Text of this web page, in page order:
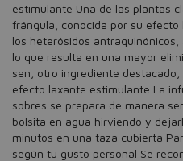
estimulante Una de las plantas
frángula, conocida por su efecto
los heterósidos
lo que resulta en una mayor
sen, otro ingrediente
efecto laxante estimulante La
sobres se prepara de manera
bolsita en agua hirviendo y
minutos en una taza cubierta
según tu gusto personal Se